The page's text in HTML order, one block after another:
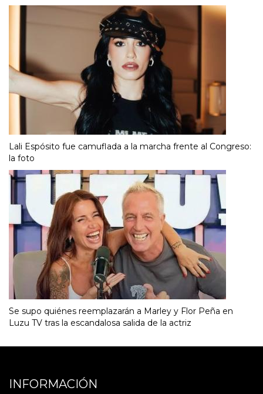
Lali Espósito fue camuflada a la marcha frente al Congreso:
la foto
Se supo quiénes reemplazarán a Marley y Flor Peña en
Luzu TV tras la escandalosa salida de la actriz
INFORMACIÓN